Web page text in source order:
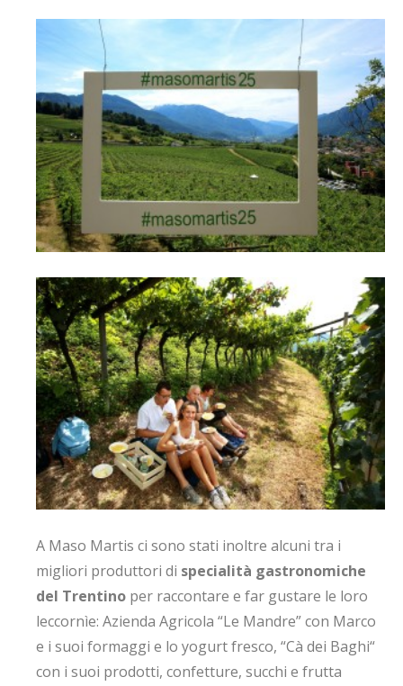
A Maso Martis ci sono stati inoltre alcuni tra i
migliori produttori di specialità gastronomiche
del Trentino per raccontare e far gustare le loro
leccornìe: Azienda Agricola “Le Mandre” con Marco
e i suoi formaggi e lo yogurt fresco, “Cà dei Baghi“
con i suoi prodotti, confetture, succhi e frutta